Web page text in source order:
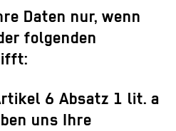
Daten nur, wenn
folgenden
6 Absatz 1 lit. a
uns Ihre